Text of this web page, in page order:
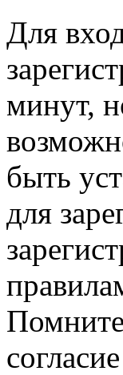
Для
минут,
быть
для